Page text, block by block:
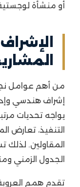
أو منشأة
من أهم عوامل
إشراف هندسي
يواجه تحديات
التنفيذ، تعارض
المقاولين.
الجدول الزمني
تقدم همم